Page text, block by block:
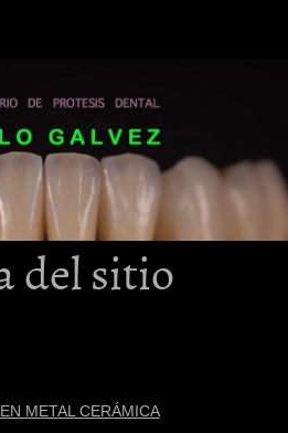
del sitio
METAL CERÁMICA